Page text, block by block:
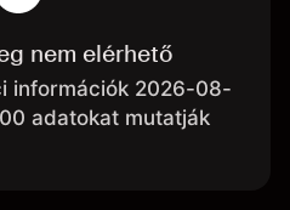
nem elérhető
információk 2026-08-
adatokat mutatják